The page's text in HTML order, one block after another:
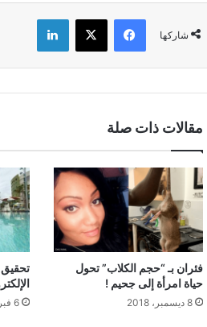
شاركها
فيسبوك X لينكدإن
مقالات ذات صلة
فئران بـ “حجم الكلاب” تحول
حياة امرأة إلى جحيم !
8 ديسمبر، 2018 6 فبراير، 2019